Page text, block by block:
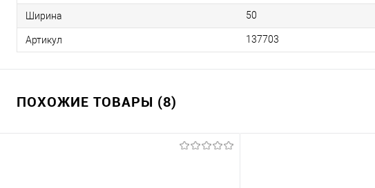
Ширина 50
Артикул 137703
ПОХОЖИЕ ТОВАРЫ (8)